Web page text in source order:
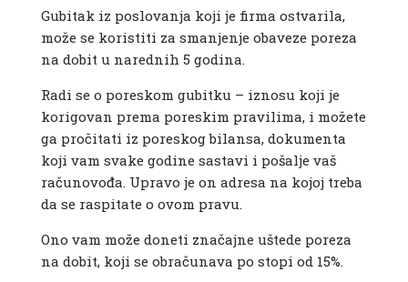
Gubitak iz poslovanja koji je firma ostvarila,
može se koristiti za smanjenje obaveze poreza
na dobit u narednih 5 godina.
Radi se o poreskom gubitku – iznosu koji je
korigovan prema poreskim pravilima, i možete
ga pročitati iz poreskog bilansa, dokumenta
koji vam svake godine sastavi i pošalje vaš
računovođa. Upravo je on adresa na kojoj treba
da se raspitate o ovom pravu.
Ono vam može doneti značajne uštede poreza
na dobit, koji se obračunava po stopi od 15%.